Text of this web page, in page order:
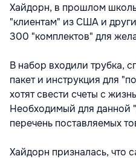
Хайдорн, в прошлом
"клиентам" из США и
300 "комплектов" для
В набор входили трубка,
пакет и инструкция для
хотят свести счеты с
Необходимый для данной
перечень поставляемых
Хайдорн призналась, что